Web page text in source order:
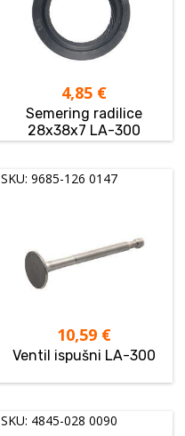
4,85 €
Semering radilice
28x38x7 LA-300
SKU: 9685-126 0147
10,59 €
Ventil ispušni LA-300
SKU: 4845-028 0090